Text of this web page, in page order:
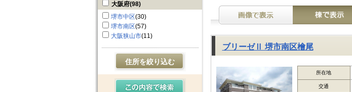
大阪府(98)
堺市中区(30)
堺市南区(57)
大阪狭山市(11)
住所を絞り込む
ブリーゼⅡ 堺市南区檜尾
所在地
交通